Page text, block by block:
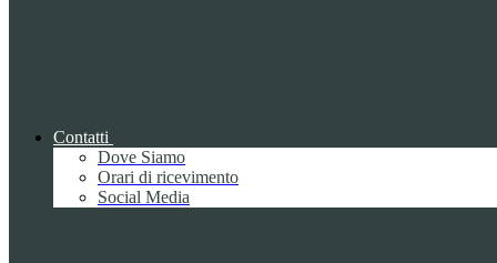
Contatti
Dove Siamo
Orari di ricevimento
Social Media